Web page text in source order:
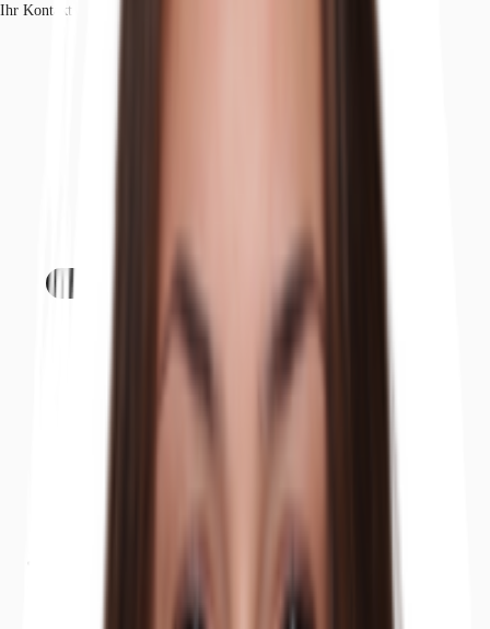
Ihr Kontakt
Lage und Verkehrsanbindung